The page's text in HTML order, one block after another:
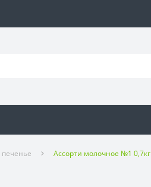
печенье Ассорти молочное №1 0,7кг